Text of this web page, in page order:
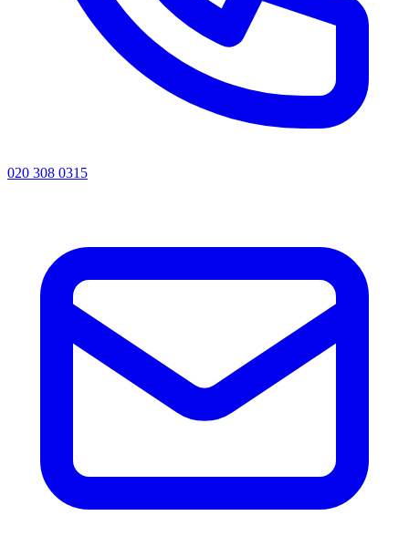
020 308 0315